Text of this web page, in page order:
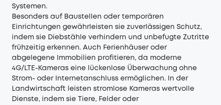
Systemen.
Besonders auf Baustellen oder temporären
Einrichtungen gewährleisten sie zuverlässigen Schutz,
indem sie Diebstähle verhindern und unbefugte Zutritte
frühzeitig erkennen. Auch Ferienhäuser oder
abgelegene Immobilien profitieren, da moderne
4G/LTE-Kameras eine lückenlose Überwachung ohne
Strom- oder Internetanschluss ermöglichen. In der
Landwirtschaft leisten stromlose Kameras wertvolle
Dienste, indem sie Tiere, Felder oder